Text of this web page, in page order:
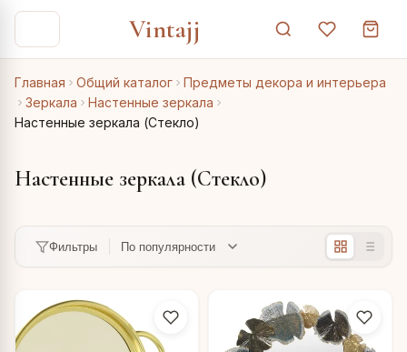
Vintajj
Главная Общий каталог
Предметы декора и интерьера
Зеркала
Настенные зеркала
Настенные зеркала (Стекло)
Настенные зеркала (Стекло)
Фильтры